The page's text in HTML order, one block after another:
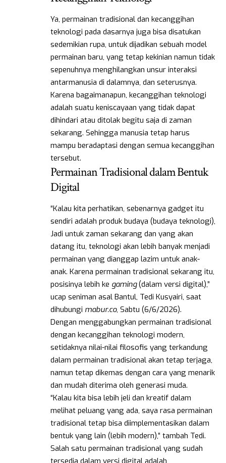
Ya, permainan tradisional dan kecanggihan
teknologi pada dasarnya juga bisa disatukan
sedemikian rupa, untuk dijadikan sebuah model
permainan baru, yang tetap kekinian namun tidak
sepenuhnya menghilangkan unsur interaksi
antarmanusia di dalamnya, dan seterusnya.
Karena bagaimanapun, kecanggihan teknologi
adalah suatu keniscayaan yang tidak dapat
dihindari atau ditolak begitu saja di zaman
sekarang. Sehingga manusia tetap harus
mampu beradaptasi dengan semua kecanggihan
tersebut.
Permainan Tradisional dalam Bentuk
Digital
“Kalau kita perhatikan, sebenarnya gadget itu
sendiri adalah produk budaya (budaya teknologi),
Jadi untuk zaman sekarang dan yang akan
datang itu, teknologi akan lebih banyak menjadi
permainan yang dianggap lazim untuk anak-
anak. Karena permainan tradisional sekarang itu,
posisinya lebih ke gaming(dalam versi digital),”
ucap seniman asal Bantul, Tedi Kusyairi, saat
dihubungi mabur.co, Sabtu (6/6/2026).
Dengan menggabungkan permainan tradisional
dengan kecanggihan teknologi modern,
setidaknya nilai-nilai filosofis yang terkandung
dalam permainan tradisional akan tetap terjaga,
namun tetap dikemas dengan cara yang menarik
dan mudah diterima oleh generasi muda.
“Kalau kita bisa lebih jeli dan kreatif dalam
melihat peluang yang ada, saya rasa permainan
tradisional tetap bisa diimplementasikan dalam
bentuk yang lain (lebih modern),” tambah Tedi.
Salah satu permainan tradisional yang sudah